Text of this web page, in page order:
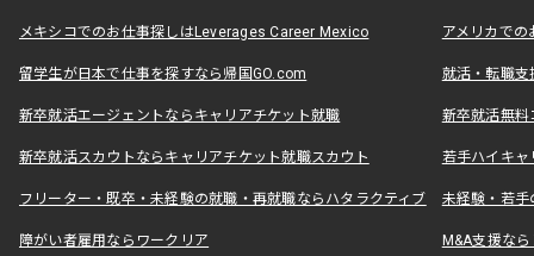
メキシコでのお仕事探しはLeverages Career Mexico アメリカで
留学生が日本で仕事を探すなら帰国GO.com 就活・転職
新卒就活エージェントならキャリアチケット就職 新卒就活無料
新卒就活スカウトならキャリアチケット就職スカウト 若手ハイキ
フリーター・既卒・未経験の就職・再就職ならハタラクティブ 未経験・若手
障がい者雇用ならワークリア M&A支援な